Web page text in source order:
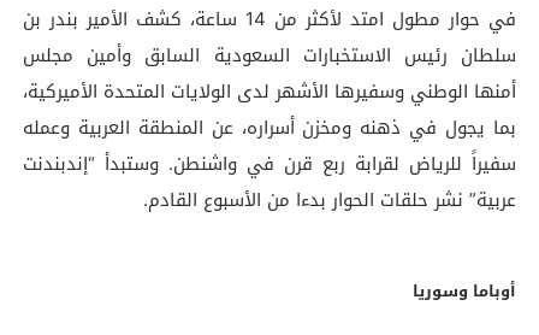
في حوار مطول امتد لأكثر من 14 ساعة، كشف الأمير بندر بن
سلطان رئيس الاستخبارات السعودية السابق وأمين مجلس
أمنها الوطني وسفيرها الأشهر لدى الولايات المتحدة الأميركية،
بما يجول في ذهنه ومخزن أسراره، عن المنطقة العربية وعمله
سفيراً للرياض لقرابة ربع قرن في واشنطن. وستبدأ “إندبندنت
عربية” نشر حلقات الحوار بدءا من الأسبوع القادم.
أوباما وسوريا